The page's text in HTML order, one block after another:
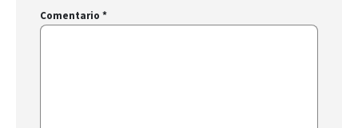
Comentario *